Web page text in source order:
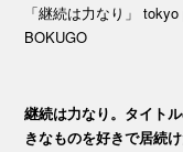
「継続は力なり」
BOKUGO
継続は力なり。タイト
きなものを好きで居続